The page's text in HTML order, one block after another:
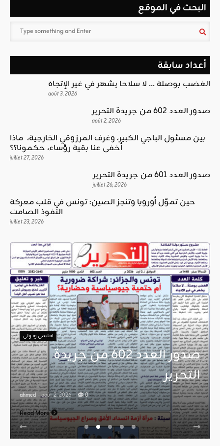
البحث في الموقع
أعداد سابقة
الغضب بوصلة … لا سلاحا يشهر في غير الإتجاه
août 3, 2026
صدور العدد 602 من جريدة التحرير
août 2, 2026
بين مسئول الباجي الكبير، وغرف المرزوقي الخارجية، ماذا
أخفى عنا بقية رؤساء، حكمونا؟؟
juillet 27, 2026
صدور العدد 601 من جريدة التحرير
juillet 26, 2026
حين تموّل أوروبا وتنجز الصين: تونس في قلب معركة
النفوذ الصامت
juillet 23, 2026
اقليمي ودولي
صدور العدد 602 من جريدة
التحرير
ahmed - août 2, 2026 0
Read More